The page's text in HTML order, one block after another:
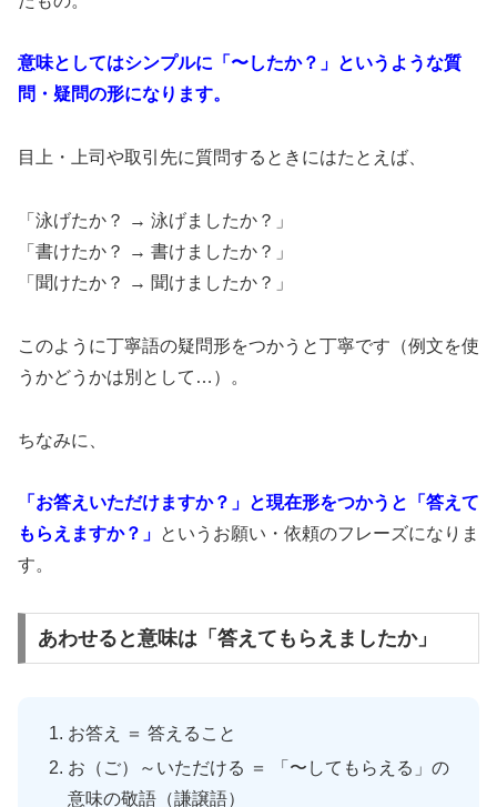
意味としてはシンプルに「〜したか？」というような質
問・疑問の形になります。
目上・上司や取引先に質問するときにはたとえば、
「泳げたか？ → 泳げましたか？」
「書けたか？ → 書けましたか？」
「聞けたか？ → 聞けましたか？」
このように丁寧語の疑問形をつかうと丁寧です（例文を使
うかどうかは別として…）。
ちなみに、
「お答えいただけますか？」と現在形をつかうと「答えて
もらえますか？」 というお願い・依頼のフレーズになりま
す。
あわせると意味は「答えてもらえましたか」
お答え ＝ 答えること
お（ご）～いただける ＝ 「〜してもらえる」の
意味の敬語（謙譲語）